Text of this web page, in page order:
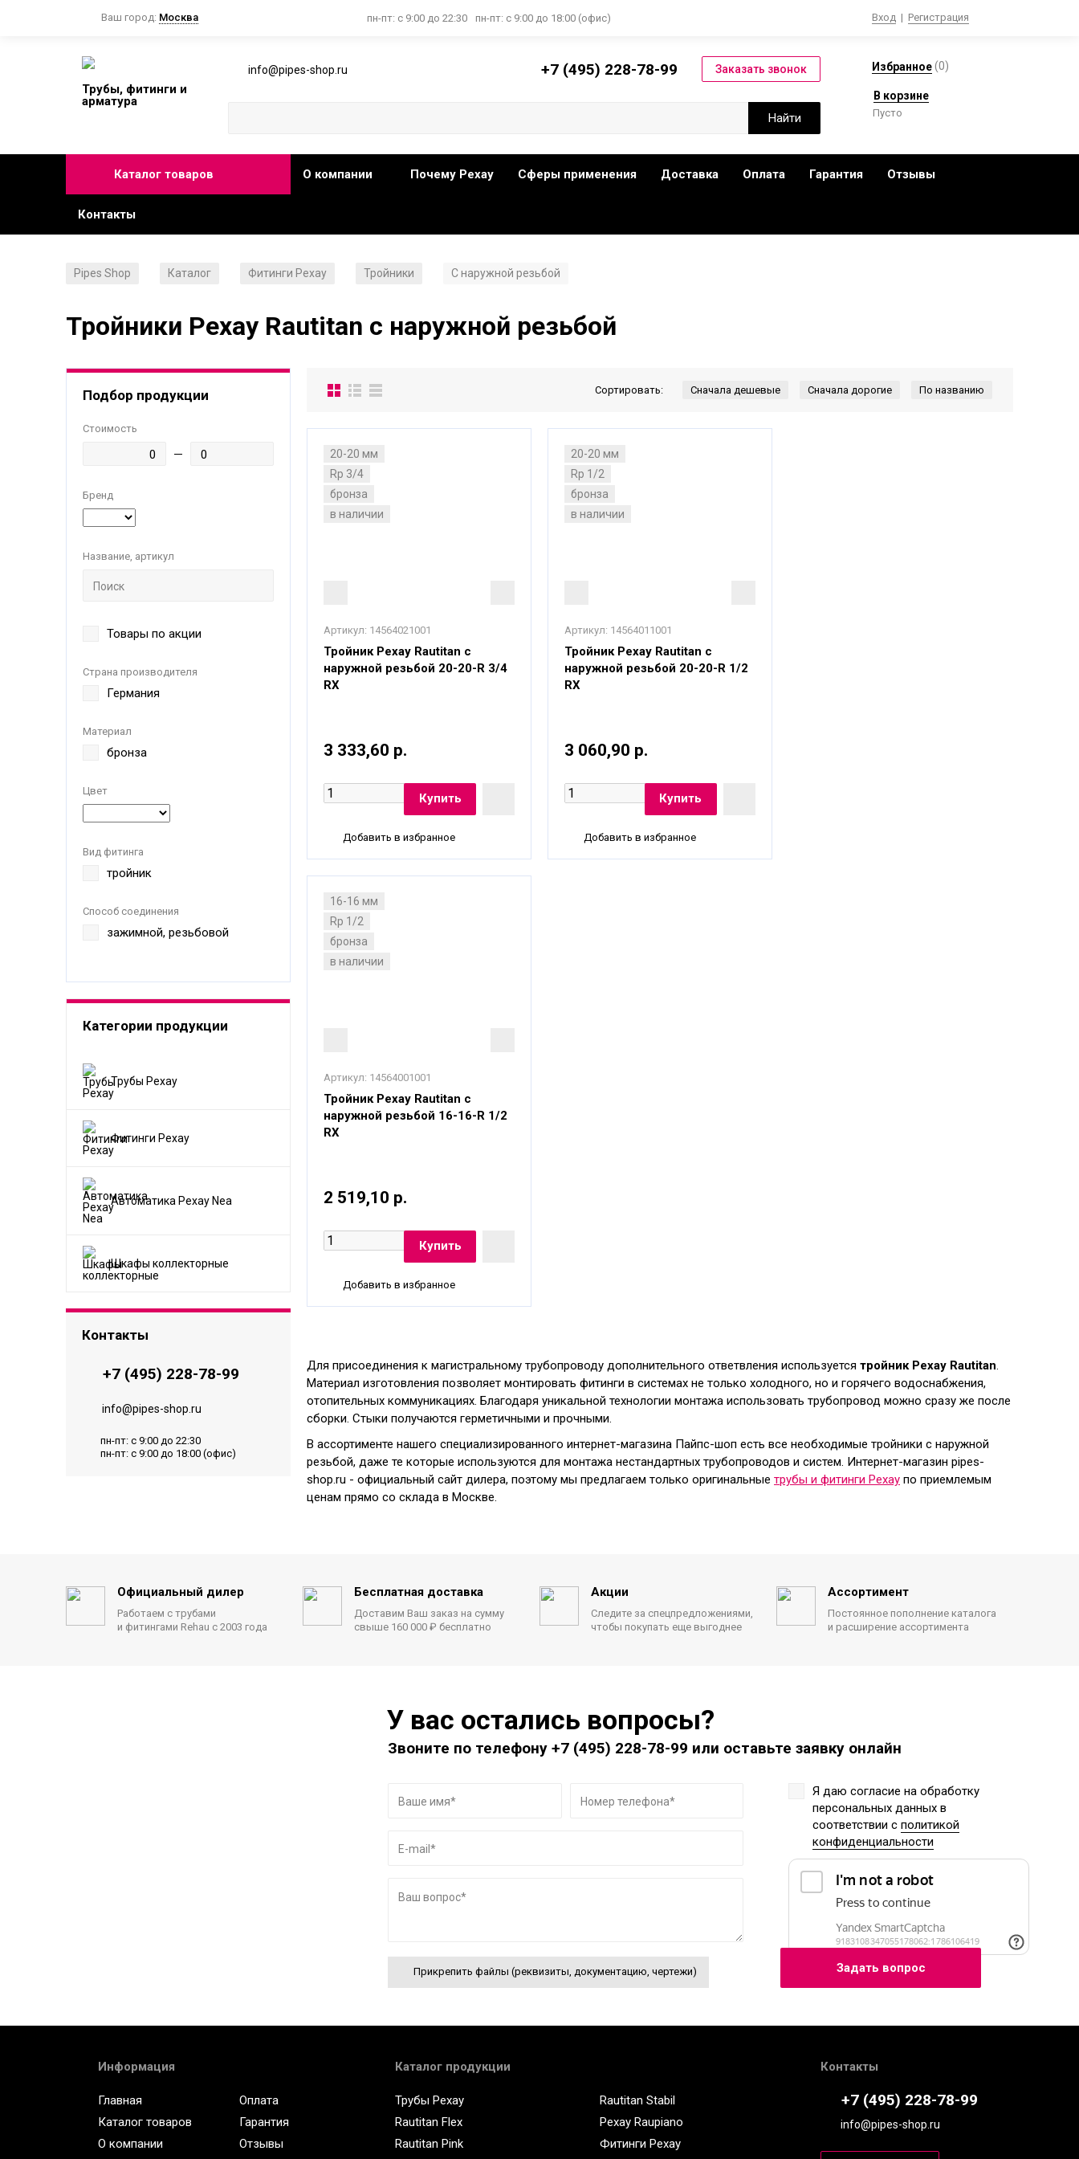
Ваш город: Москва пн-пт: с 9:00 до 22:30 пн-пт: с 9:00 до 18:00 (офис) Вход | Регистрация
Трубы, фитинги и
арматура
info@pipes-shop.ru +7 (495) 228-78-99 Избранное(0)
В корзине
Пусто
Каталог товаров О компании Почему Рехау Сферы применения Доставка Оплата Гарантия Отзывы
Контакты
Pipes Shop Каталог Фитинги Рехау Тройники С наружной резьбой
Тройники Рехау Rautitan с наружной резьбой
Подбор продукции
Стоимость
Бренд
Название, артикул
Товары по акции
Страна производителя
Германия
Материал
бронза
Цвет
Вид фитинга
тройник
Способ соединения
зажимной, резьбовой
Категории продукции
Трубы Рехау
Фитинги Рехау
Автоматика Рехау Nea
Шкафы коллекторные
Контакты
+7 (495) 228-78-99
info@pipes-shop.ru
пн-пт: с 9:00 до 22:30
пн-пт: с 9:00 до 18:00 (офис)
Сортировать:
20-20 мм
Rp 3/4
бронза
в наличии
Артикул: 14564021001
Тройник Рехау Rautitan с
наружной резьбой 20-20-R 3/4
RX
3 333,60 р.
Добавить в избранное
20-20 мм
Rp 1/2
бронза
в наличии
Артикул: 14564011001
Тройник Рехау Rautitan с
наружной резьбой 20-20-R 1/2
RX
3 060,90 р.
Добавить в избранное
16-16 мм
Rp 1/2
бронза
в наличии
Артикул: 14564001001
Тройник Рехау Rautitan с
наружной резьбой 16-16-R 1/2
RX
2 519,10 р.
Добавить в избранное
Для присоединения к магистральному трубопроводу дополнительного ответвления используется тройник Рехау Rautitan.
Материал изготовления позволяет монтировать фитинги в системах не только холодного, но и горячего водоснабжения,
отопительных коммуникациях. Благодаря уникальной технологии монтажа использовать трубопровод можно сразу же после
сборки. Стыки получаются герметичными и прочными.
В ассортименте нашего специализированного интернет-магазина Пайпс-шоп есть все необходимые тройники с наружной
резьбой, даже те которые используются для монтажа нестандартных трубопроводов и систем. Интернет-магазин pipes-
shop.ru - официальный сайт дилера, поэтому мы предлагаем только оригинальные трубы и фитинги Рехау по приемлемым
ценам прямо со склада в Москве.
Официальный дилер
Работаем с трубами
и фитингами Rehau с 2003 года
Бесплатная доставка
Доставим Ваш заказ на сумму
свыше 160 000 ₽ бесплатно
Акции
Следите за спецпредложениями,
чтобы покупать еще выгоднее
Ассортимент
Постоянное пополнение каталога
и расширение ассортимента
У вас остались вопросы?
Звоните по телефону+7 (495) 228-78-99 или оставьте заявку онлайн
Прикрепить файлы (реквизиты, документацию, чертежи)
Я даю согласие на обработку
персональных данных в
соответствии с политикой
конфиденциальности
Контакты
+7 (495) 228-78-99
info@pipes-shop.ru
Информация
Главная
Каталог товаров
О компании
Оплата
Гарантия
Отзывы
Каталог продукции
Трубы Рехау
Rautitan Flex
Rautitan Pink
Rautitan Stabil
Рехау Raupiano
Фитинги Рехау